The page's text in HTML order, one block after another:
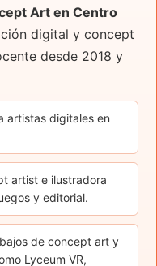
Art en Centro
digital y concept
desde 2018 y
artistas digitales en
artist e ilustradora
y editorial.
de concept art y
Lyceum VR,